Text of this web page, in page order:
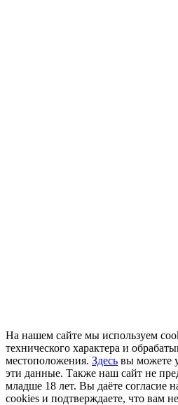
На нашем сайте мы используем
технического характера и
местоположения. Здесь вы можете
эти данные. Также наш сайт не
младше 18 лет. Вы даёте согласие
cookies и подтверждаете, что вам